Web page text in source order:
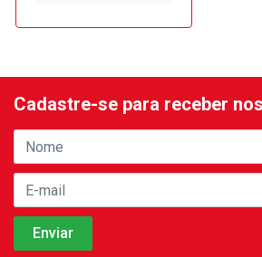
Cadastre-se para receber